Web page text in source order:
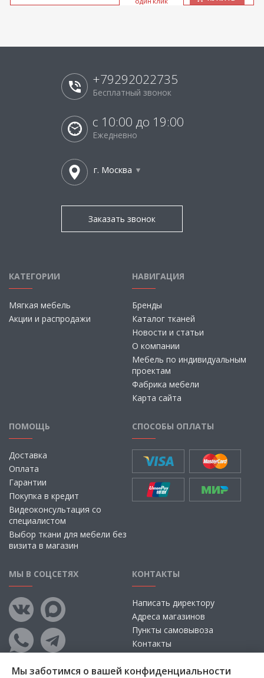
+79292022735
Бесплатный звонок
с 10:00 до 19:00
Ежедневно
г. Москва
Заказать звонок
КАТЕГОРИИ
Мягкая мебель
Акции и распродажи
НАВИГАЦИЯ
Бренды
Каталог тканей
Новости и статьи
О компании
Мебель по индивидуальным
проектам
Фабрика мебели
Карта сайта
ПОМОЩЬ
Доставка
Оплата
Гарантии
Покупка в кредит
Видеоконсультация со
специалистом
Выбор ткани для мебели без
визита в магазин
СПОСОБЫ ОПЛАТЫ
МЫ В СОЦСЕТЯХ КОНТАКТЫ
Написать директору
Адреса магазинов
Пункты самовывоза
Контакты
Мы заботимся о вашей конфиденциальности